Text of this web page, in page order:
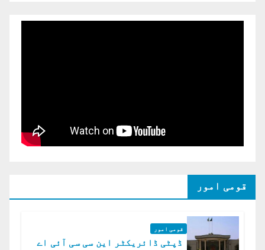
قومی امور
قومی امور
ڈپٹی ڈائریکٹر این سی سی آئی اے